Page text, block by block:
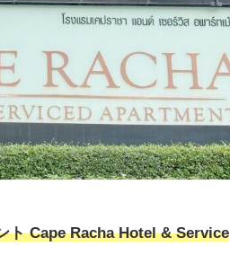
トCape Racha Hotel & Service